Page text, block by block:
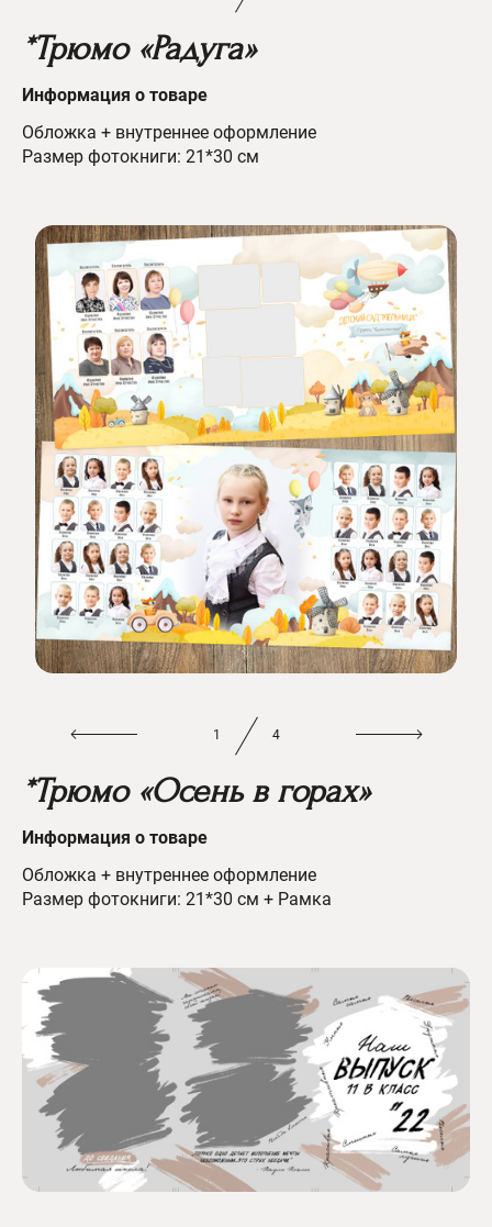
*Трюмо «Радуга»
Информация о товаре
Обложка + внутреннее оформление
Размер фотокниги: 21*30 см
1 4
*Трюмо «Осень в горах»
Информация о товаре
Обложка + внутреннее оформление
Размер фотокниги: 21*30 см + Рамка